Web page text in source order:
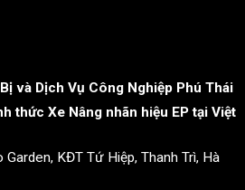
và Dịch Vụ Công Nghiệp Phú Thái
thức Xe Nâng nhãn hiệu EP tại Việt
KĐT Tứ Hiệp, Thanh Trì, Hà